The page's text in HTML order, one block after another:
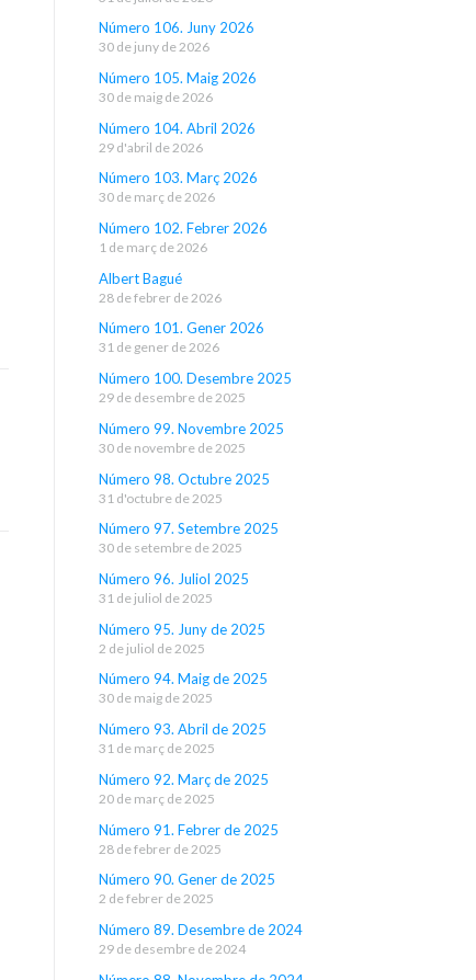
Número 106. Juny 2026
30 de juny de 2026
Número 105. Maig 2026
30 de maig de 2026
Número 104. Abril 2026
29 d'abril de 2026
Número 103. Març 2026
30 de març de 2026
Número 102. Febrer 2026
1 de març de 2026
Albert Bagué
28 de febrer de 2026
Número 101. Gener 2026
31 de gener de 2026
Número 100. Desembre 2025
29 de desembre de 2025
Número 99. Novembre 2025
30 de novembre de 2025
Número 98. Octubre 2025
31 d'octubre de 2025
Número 97. Setembre 2025
30 de setembre de 2025
Número 96. Juliol 2025
31 de juliol de 2025
Número 95. Juny de 2025
2 de juliol de 2025
Número 94. Maig de 2025
30 de maig de 2025
Número 93. Abril de 2025
31 de març de 2025
Número 92. Març de 2025
20 de març de 2025
Número 91. Febrer de 2025
28 de febrer de 2025
Número 90. Gener de 2025
2 de febrer de 2025
Número 89. Desembre de 2024
29 de desembre de 2024